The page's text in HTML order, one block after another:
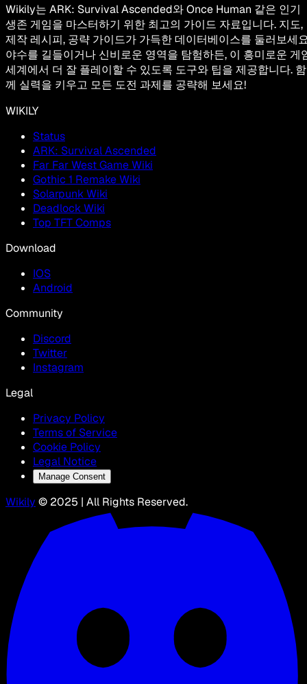
Wikily는 ARK: Survival Ascended와 Once Human 같은 인기
생존 게임을 마스터하기 위한 최고의 가이드 자료입니다. 지도,
제작 레시피, 공략 가이드가 가득한 데이터베이스를 둘러보세
야수를 길들이거나 신비로운 영역을 탐험하든, 이 흥미로운 게
세계에서 더 잘 플레이할 수 있도록 도구와 팁을 제공합니다. 함
께 실력을 키우고 모든 도전 과제를 공략해 보세요!
WIKILY
Status
ARK: Survival Ascended
Far Far West Game Wiki
Gothic 1 Remake Wiki
Solarpunk Wiki
Deadlock Wiki
Top TFT Comps
Download
IOS
Android
Community
Discord
Twitter
Instagram
Legal
Privacy Policy
Terms of Service
Cookie Policy
Legal Notice
Manage Consent
Wikily © 2025 | All Rights Reserved.